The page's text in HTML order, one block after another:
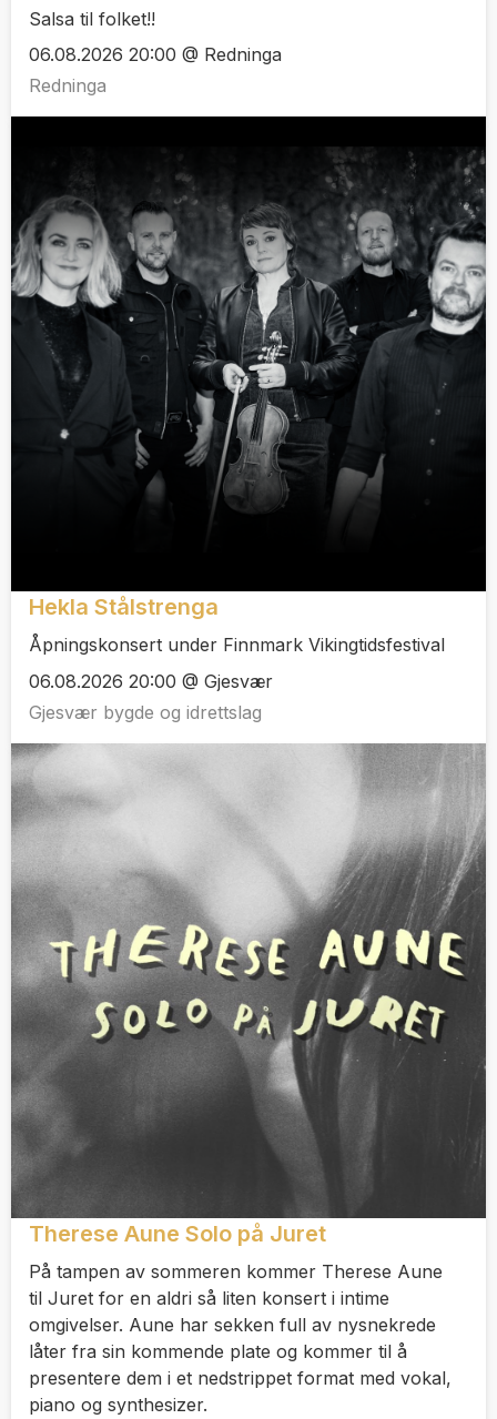
Salsa til folket!!
06.08.2026 20:00 @ Redninga
Redninga
Hekla Stålstrenga
Åpningskonsert under Finnmark Vikingtidsfestival
06.08.2026 20:00 @ Gjesvær
Gjesvær bygde og idrettslag
Therese Aune Solo på Juret
På tampen av sommeren kommer Therese Aune
til Juret for en aldri så liten konsert i intime
omgivelser. Aune har sekken full av nysnekrede
låter fra sin kommende plate og kommer til å
presentere dem i et nedstrippet format med vokal,
piano og synthesizer.